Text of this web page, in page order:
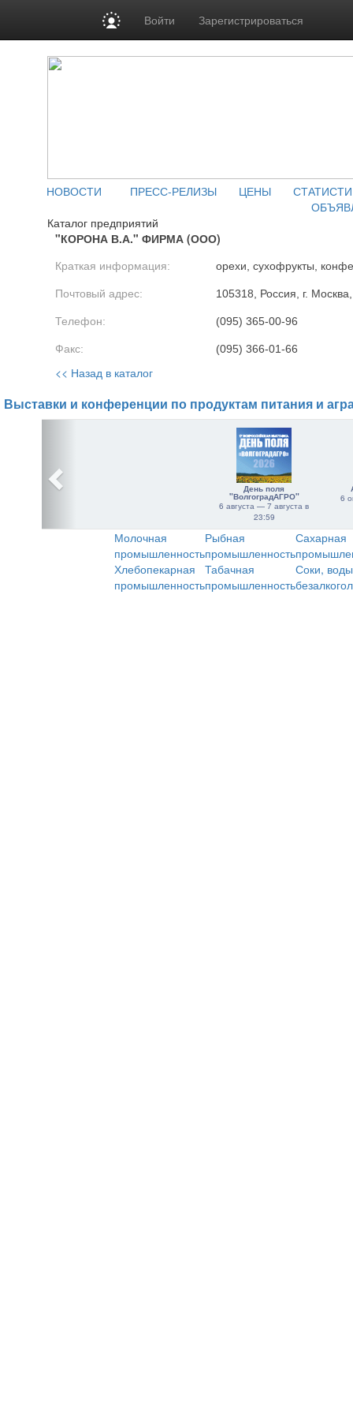
Войти Зарегистрироваться
НОВОСТИ ПРЕСС-РЕЛИЗЫ ЦЕНЫ
Каталог предприятий
"КОРОНА В.А." ФИРМА (ООО)
Краткая информация: орехи, сухофрукты,
Почтовый адрес: 105318, Россия, г.
Телефон: (095) 365-00-96
Факс: (095) 366-01-66
<< Назад в каталог
Выставки и конференции по продуктам питания и
День поля
"ВолгоградАГРО"
6 августа — 7 августа в
23:59
6
Молочная
промышленность
Рыбная
промышленность
Сахарная
Хлебопекарная
промышленность
Табачная
промышленность
Соки,